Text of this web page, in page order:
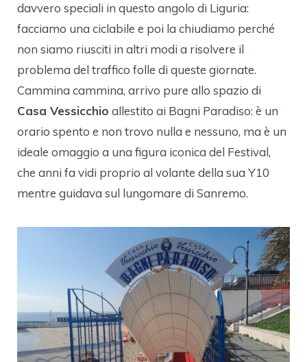
davvero speciali in questo angolo di Liguria:
facciamo una ciclabile e poi la chiudiamo perché
non siamo riusciti in altri modi a risolvere il
problema del traffico folle di queste giornate.
Cammina cammina, arrivo pure allo spazio di
Casa Vessicchio allestito ai Bagni Paradiso: è un
orario spento e non trovo nulla e nessuno, ma è un
ideale omaggio a una figura iconica del Festival,
che anni fa vidi proprio al volante della sua Y10
mentre guidava sul lungomare di Sanremo.